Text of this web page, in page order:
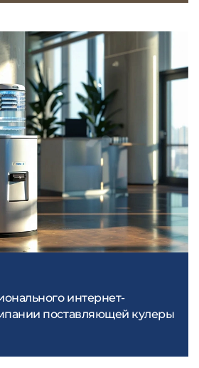
интернет-
поставляющей кулеры